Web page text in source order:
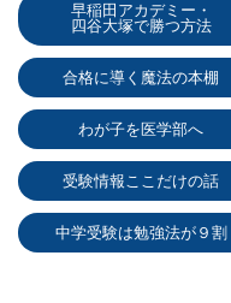
早稲田アカデミー・
四谷大塚で勝つ方法
合格に導く魔法の本棚
わが子を医学部へ
受験情報ここだけの話
中学受験は勉強法が９割